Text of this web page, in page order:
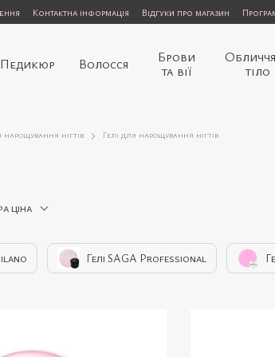
Контактна інформація Відгуки про магазин
Педикюр Волосся
Брови
та вії
тіло
нарощування нігтів Гелі для нарощування нігтів
ціна
Гелі SAGA Professional